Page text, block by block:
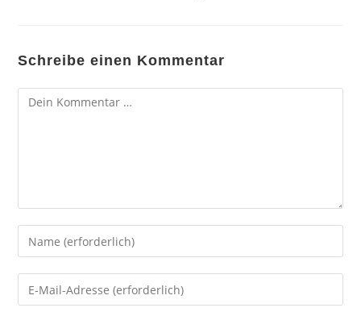
Schreibe einen Kommentar
Kommentar
Gib
deinen
Namen
oder
Gib
deine